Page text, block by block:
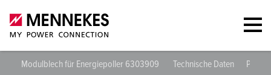
Modulblech für Energiepoller 6303909 Technische Daten